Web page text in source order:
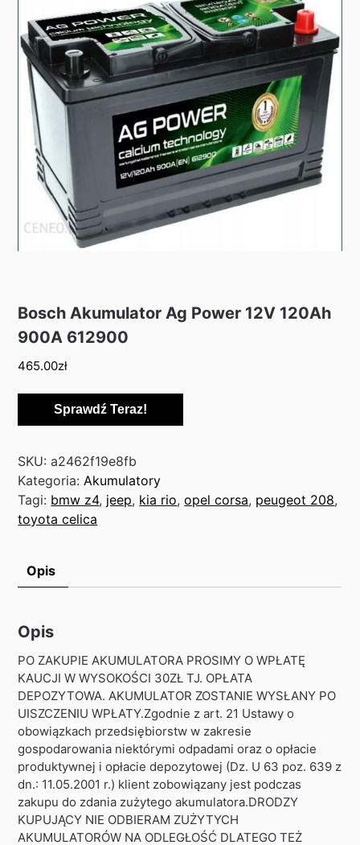
Bosch Akumulator Ag Power 12V 120Ah
900A 612900
465.00zł
Sprawdź Teraz!
SKU:a2462f19e8fb
Kategoria: Akumulatory
Tagi: bmw z4, jeep, kia rio,opel corsa, peugeot 208,
toyota celica
Opis
Opis
PO ZAKUPIE AKUMULATORA PROSIMY O WPŁATĘ
KAUCJI W WYSOKOŚCI 30ZŁ TJ. OPŁATA
DEPOZYTOWA. AKUMULATOR ZOSTANIE WYSŁANY PO
UISZCZENIU WPŁATY.Zgodnie z art. 21 Ustawy o
obowiązkach przedsiębiorstw w zakresie
gospodarowania niektórymi odpadami oraz o opłacie
produktywnej i opłacie depozytowej (Dz. U 63 poz. 639 z
dn.: 11.05.2001 r.) klient zobowiązany jest podczas
zakupu do zdania zużytego akumulatora.DRODZY
KUPUJĄCY NIE ODBIERAM ZUŻYTYCH
AKUMULATORÓW NA ODLEGŁOŚĆ DLATEGO TEŻ